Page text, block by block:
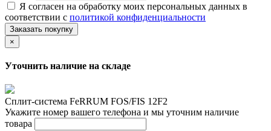
Я согласен на обработку моих персональных данных в
соответствии с политикой конфиденциальности
Заказать покупку
×
Уточнить наличие на складе
Сплит-система FeRRUM FOS/FIS 12F2
Укажите номер вашего телефона и мы уточним наличие
товара